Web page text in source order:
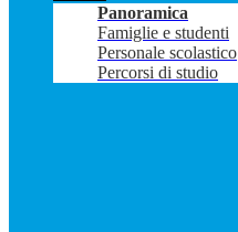
Panoramica
Famiglie e studenti
Personale scolastico
Percorsi di studio